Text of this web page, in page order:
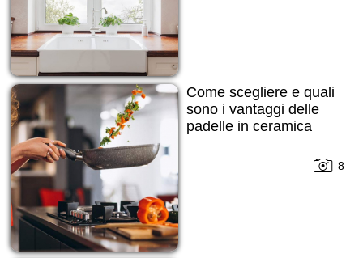
Come scegliere e quali
sono i vantaggi delle
padelle in ceramica
8